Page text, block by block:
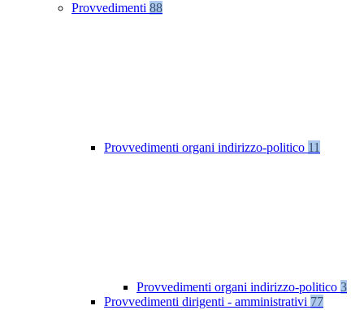
Provvedimenti 88
Provvedimenti organi indirizzo-politico 11
Provvedimenti organi indirizzo-politico 3
Provvedimenti dirigenti - amministrativi 77